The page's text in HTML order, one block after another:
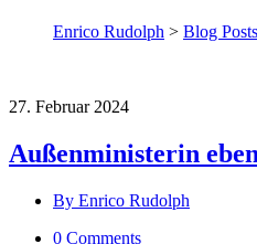
Enrico Rudolph > Blog Posts
27. Februar 2024
Außenministerin
By Enrico Rudolph
0 Comments